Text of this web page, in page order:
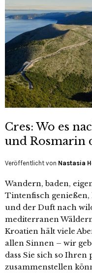
Cres: Wo es
und Rosmarin
Veröffentlicht von Nastasia
Wandern, baden,
Tintenfisch genießen,
und der Duft nach
mediterranen
Kroatien hält viele
allen Sinnen – wir
dass Sie sich so
zusammenstellen